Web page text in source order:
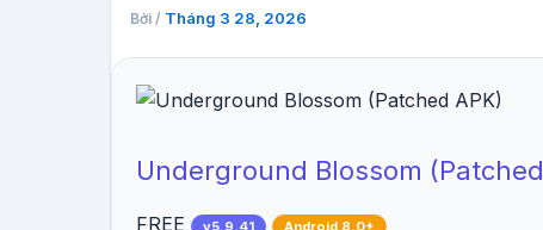
Bởi / Tháng 3 28, 2026
Underground Blossom
FREE v5.9.41 Android 8.0+